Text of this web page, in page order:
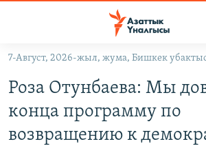
Навигацияга
өтүңүз
салыңыз
КЫРГЫЗСТАН
КЫРГЫЗСТАН
САЯСАТ
ДҮЙНӨ
ДҮЙНӨ
УКРАИНА
7-Август, 2026-жыл, жума, Бишкек
Роза Отунбаева: Мы
конца программу по
возвращению к